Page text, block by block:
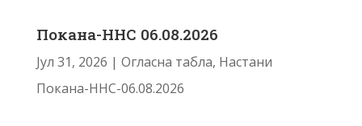
Покана-ННС 06.08.2026
Јул 31, 2026 | Огласна табла, Настани
Покана-ННС-06.08.2026